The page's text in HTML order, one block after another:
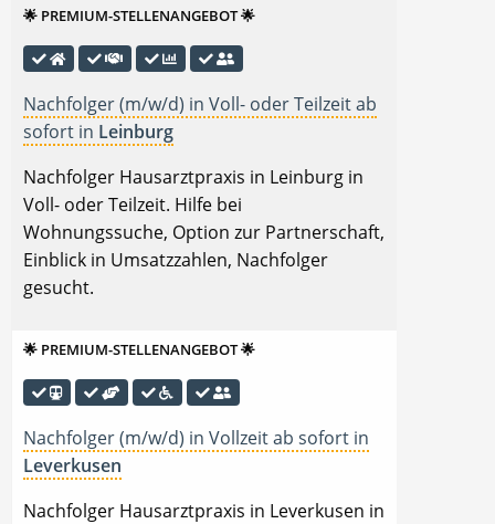
🌟 PREMIUM-STELLENANGEBOT 🌟
Nachfolger (m/w/d) in Voll- oder Teilzeit ab
sofort in Leinburg
Nachfolger Hausarztpraxis in Leinburg in
Voll- oder Teilzeit. Hilfe bei
Wohnungssuche, Option zur Partnerschaft,
Einblick in Umsatzzahlen, Nachfolger
gesucht.
🌟 PREMIUM-STELLENANGEBOT 🌟
Nachfolger (m/w/d) in Vollzeit ab sofort in
Leverkusen
Nachfolger Hausarztpraxis in Leverkusen in